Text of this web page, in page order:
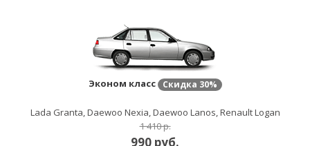
Эконом класс Скидка 30%
Lada Granta, Daewoo Nexia, Daewoo Lanos, Renault Logan
1 410 р.
990 руб.